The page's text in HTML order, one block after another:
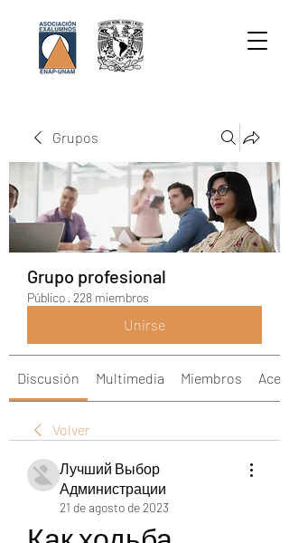
Grupos
Grupo profesional
Público · 228 miembros
Unirse
Discusión Multimedia Miembros
Volver
Лучший Выбор
Администрации
21 de agosto de 2023